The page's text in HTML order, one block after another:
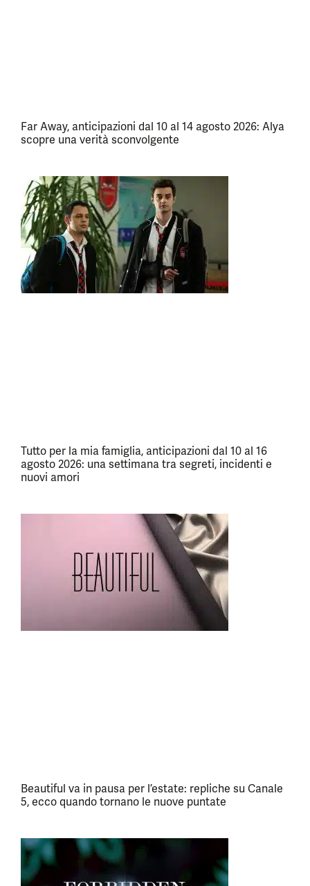
Far Away, anticipazioni dal 10 al 14 agosto 2026: Alya
scopre una verità sconvolgente
Tutto per la mia famiglia, anticipazioni dal 10 al 16
agosto 2026: una settimana tra segreti, incidenti e
nuovi amori
Beautiful va in pausa per l’estate: repliche su Canale
5, ecco quando tornano le nuove puntate